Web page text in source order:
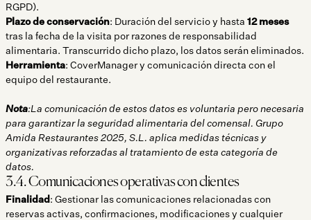
RGPD).
Plazo de conservación: Duración del servicio y hasta 12 meses
tras la fecha de la visita por razones de responsabilidad
alimentaria. Transcurrido dicho plazo, los datos serán eliminados.
Herramienta: CoverManager y comunicación directa con el
equipo del restaurante.
Nota:La comunicación de estos datos es voluntaria pero necesaria
para garantizar la seguridad alimentaria del comensal. Grupo
Amida Restaurantes 2025, S.L. aplica medidas técnicas y
organizativas reforzadas al tratamiento de esta categoría de
datos.
3.4. Comunicaciones operativas con clientes
Finalidad: Gestionar las comunicaciones relacionadas con
reservas activas, confirmaciones, modificaciones y cualquier